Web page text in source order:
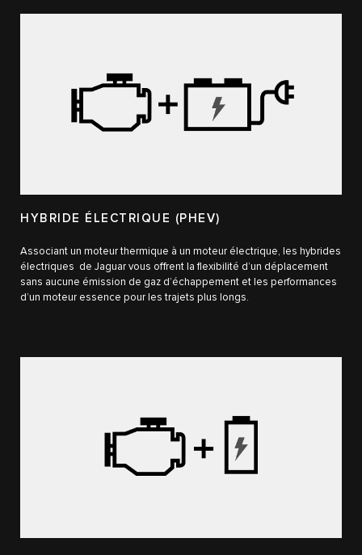
HYBRIDE ÉLECTRIQUE (PHEV)
Associant un moteur thermique à un moteur électrique, les hybrides
électriques de Jaguar vous offrent la flexibilité d’un déplacement
sans aucune émission de gaz d’échappement et les performances
d’un moteur essence pour les trajets plus longs.